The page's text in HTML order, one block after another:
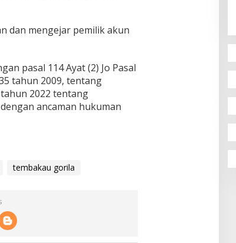
dan mengejar pemilik akun
pasal 114 Ayat (2) Jo Pasal
tahun 2009, tentang
2022 tentang
ancaman hukuman
tembakau gorila